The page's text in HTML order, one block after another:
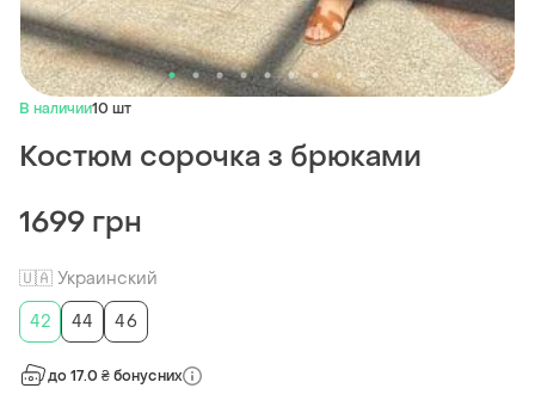
В наличии10 шт
Костюм сорочка з брюками
1699 грн
🇺🇦 Украинский
42
44 46
до 17.0 ₴ бонусних